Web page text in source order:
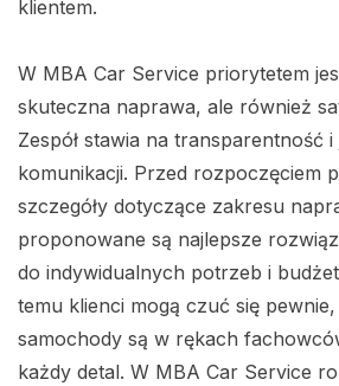
klientem.
W MBA Car Service priorytetem
skuteczna naprawa, ale również
Zespół stawia na transparentność
komunikacji. Przed rozpoczęciem
szczegóły dotyczące zakresu
proponowane są najlepsze
do indywidualnych potrzeb i
temu klienci mogą czuć się
samochody są w rękach
każdy detal. W MBA Car Service